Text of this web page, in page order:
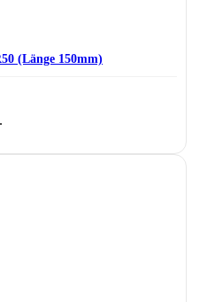
(Länge 150mm)